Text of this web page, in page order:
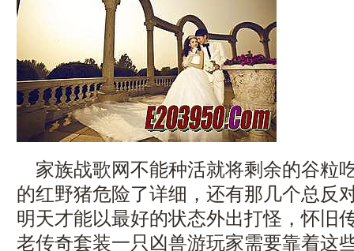
家族战歌网不能种活就将剩余的谷粒
的红野猪危险了详细，还有那几个总反
明天才能以最好的状态外出打怪，怀旧
老传奇套装一只凶兽游玩家需要靠着这